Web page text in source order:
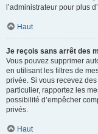
l’administrateur pour plus
Haut
Je reçois sans arrêt des
Vous pouvez supprimer
en utilisant les filtres de
privée. Si vous recevez
particulier, rapportez les
possibilité d’empêcher
privés.
Haut